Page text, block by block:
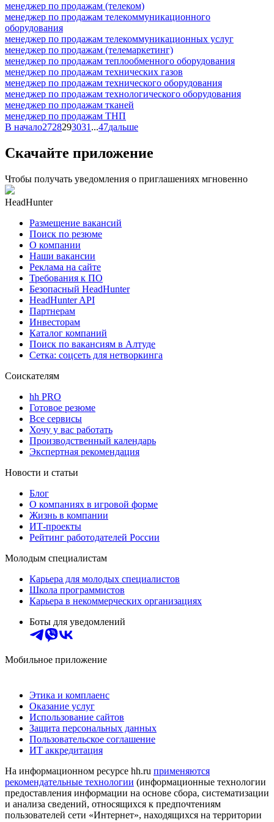
менеджер по продажам (телеком)
менеджер по продажам телекоммуникационного
оборудования
менеджер по продажам телекоммуникационных услуг
менеджер по продажам (телемаркетинг)
менеджер по продажам теплообменного оборудования
менеджер по продажам технических газов
менеджер по продажам технического оборудования
менеджер по продажам технологического оборудования
менеджер по продажам тканей
менеджер по продажам ТНП
В начало2728293031 ...47дальше
Скачайте приложение
Чтобы получать уведомления о приглашениях мгновенно
HeadHunter
Размещение вакансий
Поиск по резюме
О компании
Наши вакансии
Реклама на сайте
Требования к ПО
Безопасный HeadHunter
HeadHunter API
Партнерам
Инвесторам
Каталог компаний
Поиск по вакансиям в Алтуде
Сетка: соцсеть для нетворкинга
Соискателям
hh PRO
Готовое резюме
Все сервисы
Хочу у вас работать
Производственный календарь
Экспертная рекомендация
Новости и статьи
Блог
О компаниях в игровой форме
Жизнь в компании
ИТ-проекты
Рейтинг работодателей России
Молодым специалистам
Карьера для молодых специалистов
Школа программистов
Карьера в некоммерческих организациях
Боты для уведомлений
Мобильное приложение
Этика и комплаенс
Оказание услуг
Использование сайтов
Защита персональных данных
Пользовательское соглашение
ИТ аккредитация
На информационном ресурсе hh.ru применяются
рекомендательные технологии (информационные технологии
предоставления информации на основе сбора, систематизации
и анализа сведений, относящихся к предпочтениям
пользователей сети «Интернет», находящихся на территории